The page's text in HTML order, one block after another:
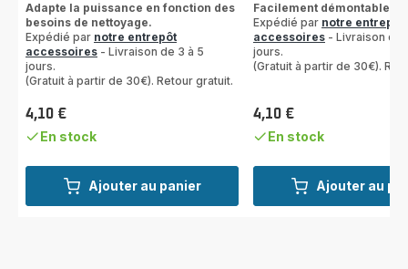
Ajouter au panier
Adapte la puissance en fonction des
besoins de nettoyage.
Expédié par notre entrepôt
accessoires - Livraison de 3 à 5
jours.
(Gratuit à partir de 30€). Retour gratuit.
Prix
4,10 €
En stock
Ajouter au
Facilement démontable
Expédié par notre entrepôt
accessoires - Livraison de
jours.
(Gratuit à partir de 30€).
Prix
4,10 €
En stock